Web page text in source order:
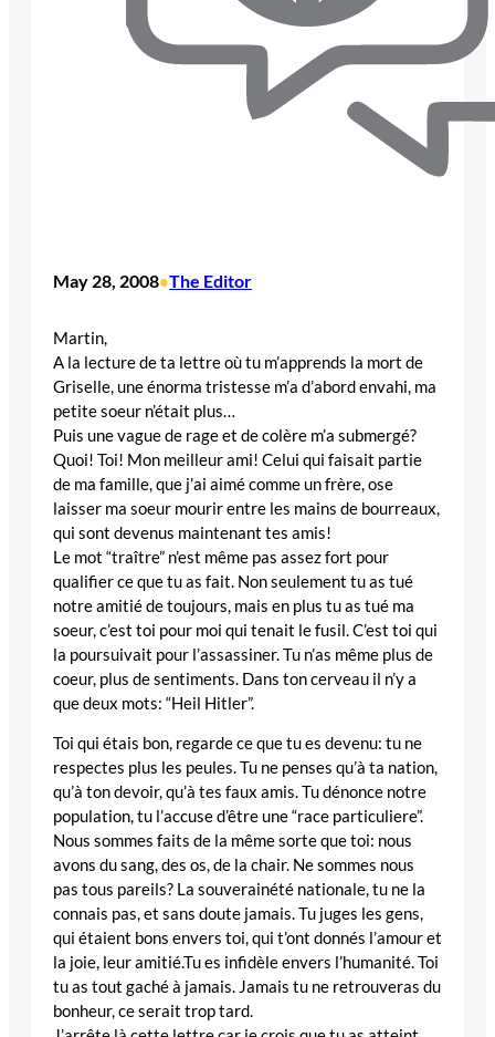
May 28, 2008•The Editor
Martin,
A la lecture de ta lettre où tu m’apprends la mort de
Griselle, une énorma tristesse m’a d’abord envahi, ma
petite soeur n’était plus…
Puis une vague de rage et de colère m’a submergé?
Quoi! Toi! Mon meilleur ami! Celui qui faisait partie
de ma famille, que j’ai aimé comme un frère, ose
laisser ma soeur mourir entre les mains de bourreaux,
qui sont devenus maintenant tes amis!
Le mot “traître” n’est même pas assez fort pour
qualifier ce que tu as fait. Non seulement tu as tué
notre amitié de toujours, mais en plus tu as tué ma
soeur, c’est toi pour moi qui tenait le fusil. C’est toi qui
la poursuivait pour l’assassiner. Tu n’as même plus de
coeur, plus de sentiments. Dans ton cerveau il n’y a
que deux mots: “Heil Hitler”.
Toi qui étais bon, regarde ce que tu es devenu: tu ne
respectes plus les peules. Tu ne penses qu’à ta nation,
qu’à ton devoir, qu’à tes faux amis. Tu dénonce notre
population, tu l’accuse d’être une “race particuliere”.
Nous sommes faits de la même sorte que toi: nous
avons du sang, des os, de la chair. Ne sommes nous
pas tous pareils? La souverainété nationale, tu ne la
connais pas, et sans doute jamais. Tu juges les gens,
qui étaient bons envers toi, qui t’ont donnés l’amour et
la joie, leur amitié.Tu es infidèle envers l’humanité. Toi
tu as tout gaché à jamais. Jamais tu ne retrouveras du
bonheur, ce serait trop tard.